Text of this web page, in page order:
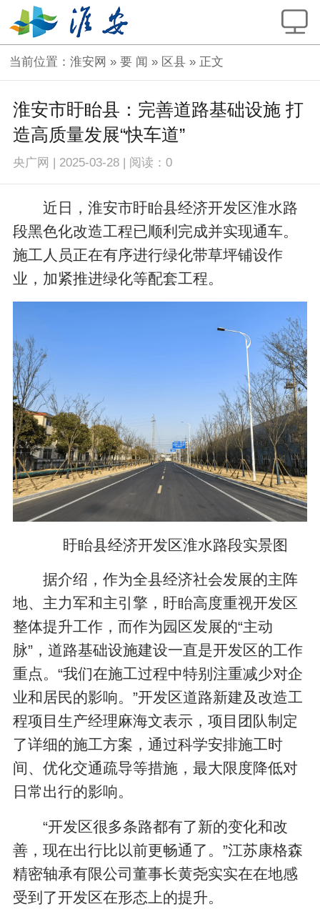
当前位置：淮安网 »要 闻 » 区县 » 正文
淮安市盱眙县：完善道路基础设施 打
造高质量发展“快车道”
央广网 | 2025-03-28 | 阅读：0
近日，淮安市盱眙县经济开发区淮水路
段黑色化改造工程已顺利完成并实现通车。
施工人员正在有序进行绿化带草坪铺设作
业，加紧推进绿化等配套工程。
盱眙县经济开发区淮水路段实景图
据介绍，作为全县经济社会发展的主阵
地、主力军和主引擎，盱眙高度重视开发区
整体提升工作，而作为园区发展的“主动
脉”，道路基础设施建设一直是开发区的工作
重点。“我们在施工过程中特别注重减少对企
业和居民的影响。”开发区道路新建及改造工
程项目生产经理麻海文表示，项目团队制定
了详细的施工方案，通过科学安排施工时
间、优化交通疏导等措施，最大限度降低对
日常出行的影响。
“开发区很多条路都有了新的变化和改
善，现在出行比以前更畅通了。”江苏康格森
精密轴承有限公司董事长黄尧实实在在地感
受到了开发区在形态上的提升。